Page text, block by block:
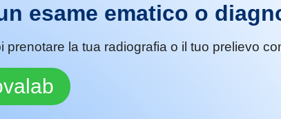
esame ematico o
prenotare la tua radiografia o il tuo prelievo